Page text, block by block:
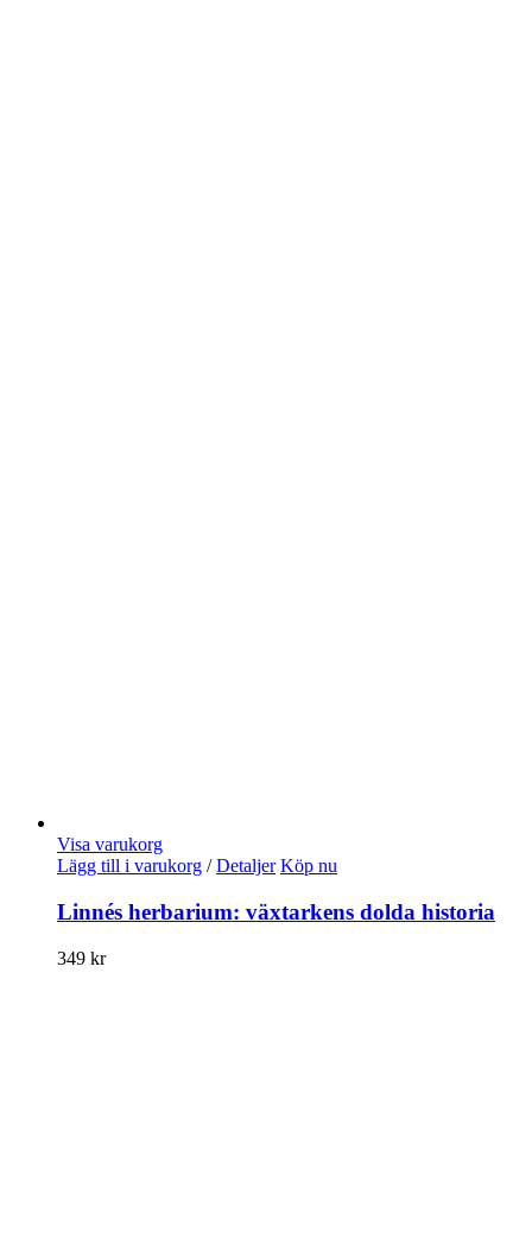
Visa varukorg
Lägg till i varukorg / Detaljer Köp nu
Linnés herbarium: växtarkens dolda historia
349 kr